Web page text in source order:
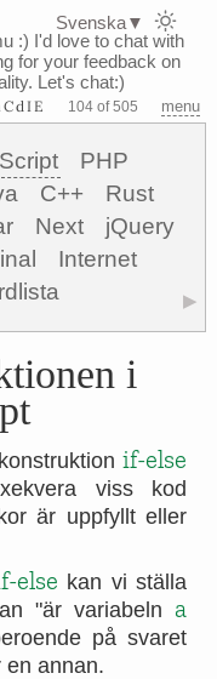
:) I'd love to chat with
for your feedback on
Let's chat:)
104 of 505 menu
PHP
C++
Rust
Next
jQuery
Internet
▶
i
if-else
viss kod
är uppfyllt eller
else kan vi ställa
"är variabeln a
på svaret
en annan.
Svenska▼